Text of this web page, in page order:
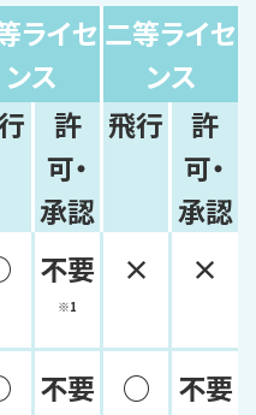
ライセ
ンス
二等ライセ
ンス
許
可・
承認
飛行
許
可・
承認
不要
※1
× ×
不要 ○ 不要